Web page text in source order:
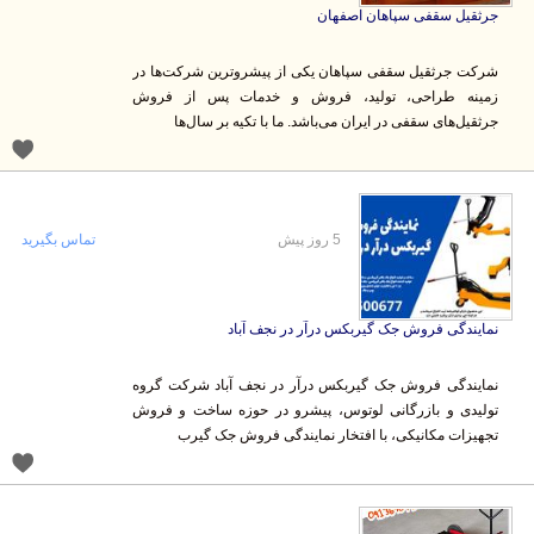
جرثقیل سقفی سپاهان اصفهان
شرکت جرثقیل سقفی سپاهان یکی از پیشروترین شرکت‌ها در
زمینه طراحی، تولید، فروش و خدمات پس از فروش
جرثقیل‌های سقفی در ایران می‌باشد. ما با تکیه بر سال‌ها
نمایندگی فروش جک گیربکس درآر در نجف آباد
نمایندگی فروش جک گیربکس درآر در نجف آباد شرکت گروه
تولیدی و بازرگانی لوتوس، پیشرو در حوزه ساخت و فروش
تجهیزات مکانیکی، با افتخار نمایندگی فروش جک گیرب
تماس بگیرید